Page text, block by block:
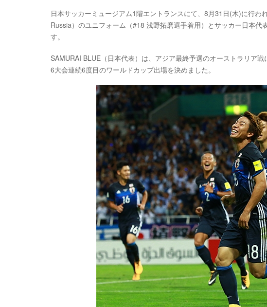
日本サッカーミュージアム1階エントランスにて、8月31日(木)に行
Russia）のユニフォーム（#18 浅野拓磨選手着用）とサッカー日本
す。
SAMURAI BLUE（日本代表）は、アジア最終予選のオーストラリア
6大会連続6度目のワールドカップ出場を決めました。